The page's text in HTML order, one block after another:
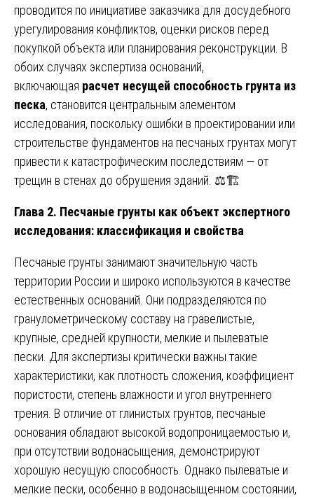
проводится по инициативе заказчика для досудебного
урегулирования конфликтов, оценки рисков перед
покупкой объекта или планирования реконструкции. В
обоих случаях экспертиза оснований,
включающая расчет несущей способность грунта из
песка, становится центральным элементом
исследования, поскольку ошибки в проектировании или
строительстве фундаментов на песчаных грунтах могут
привести к катастрофическим последствиям — от
трещин в стенах до обрушения зданий. ⚖️🏗️
Глава 2. Песчаные грунты как объект экспертного
исследования: классификация и свойства
Песчаные грунты занимают значительную часть
территории России и широко используются в качестве
естественных оснований. Они подразделяются по
гранулометрическому составу на гравелистые,
крупные, средней крупности, мелкие и пылеватые
пески. Для экспертизы критически важны такие
характеристики, как плотность сложения, коэффициент
пористости, степень влажности и угол внутреннего
трения. В отличие от глинистых грунтов, песчаные
основания обладают высокой водопроницаемостью и,
при отсутствии водонасыщения, демонстрируют
хорошую несущую способность. Однако пылеватые и
мелкие пески, особенно в водонасыщенном состоянии,